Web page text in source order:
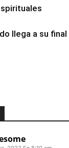
llega a su final